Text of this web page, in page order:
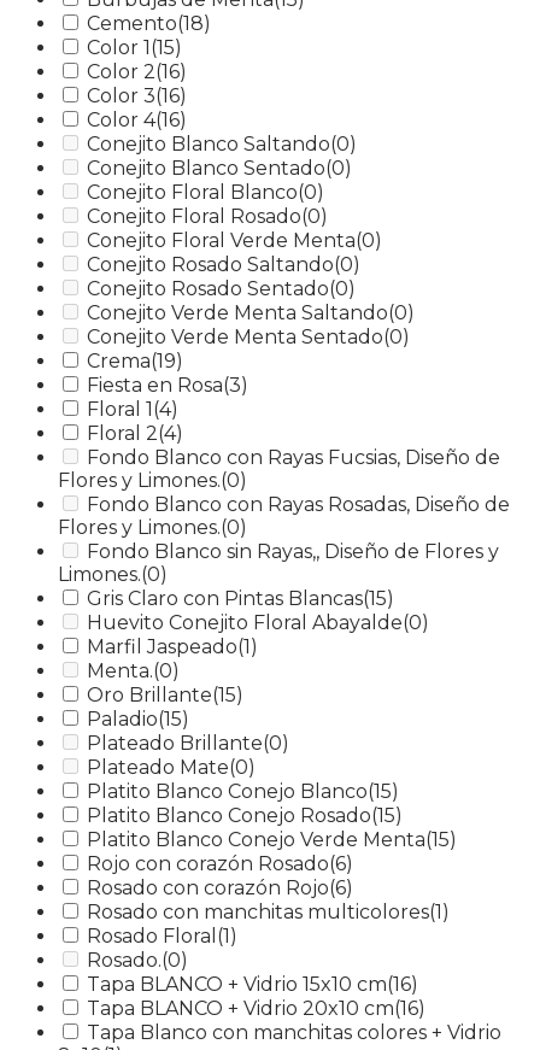
Cemento(18)
Color 1(15)
Color 2(16)
Color 3(16)
Color 4(16)
Conejito Blanco Saltando(0)
Conejito Blanco Sentado(0)
Conejito Floral Blanco(0)
Conejito Floral Rosado(0)
Conejito Floral Verde Menta(0)
Conejito Rosado Saltando(0)
Conejito Rosado Sentado(0)
Conejito Verde Menta Saltando(0)
Conejito Verde Menta Sentado(0)
Crema(19)
Fiesta en Rosa(3)
Floral 1(4)
Floral 2(4)
Fondo Blanco con Rayas Fucsias, Diseño de
Flores y Limones.(0)
Fondo Blanco con Rayas Rosadas, Diseño de
Flores y Limones.(0)
Fondo Blanco sin Rayas,, Diseño de Flores y
Limones.(0)
Gris Claro con Pintas Blancas(15)
Huevito Conejito Floral Abayalde(0)
Marfil Jaspeado(1)
Menta.(0)
Oro Brillante(15)
Paladio(15)
Plateado Brillante(0)
Plateado Mate(0)
Platito Blanco Conejo Blanco(15)
Platito Blanco Conejo Rosado(15)
Platito Blanco Conejo Verde Menta(15)
Rojo con corazón Rosado(6)
Rosado con corazón Rojo(6)
Rosado con manchitas multicolores(1)
Rosado Floral (1)
Rosado.(0)
Tapa BLANCO + Vidrio 15x10 cm(16)
Tapa BLANCO + Vidrio 20x10 cm(16)
Tapa Blanco con manchitas colores + Vidrio